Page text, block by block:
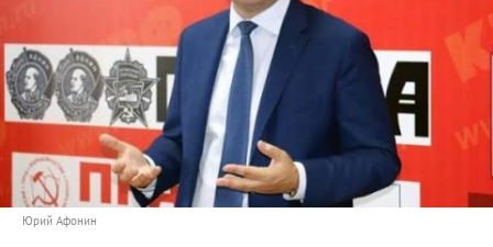
Юрий Афонин